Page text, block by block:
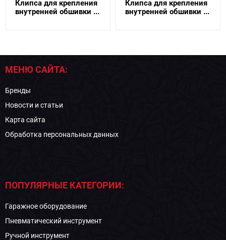
Клипса для крепления
внутренней обшивки ...
Клипса для крепления
внутренней обшивки ...
МЕНЮ САЙТА:
Бренды
Новости и статьи
Карта сайта
Обработка персональных данных
ПОПУЛЯРНЫЕ КАТЕГОРИИ:
Гаражное оборудование
Пневматический инструмент
Ручной инструмент